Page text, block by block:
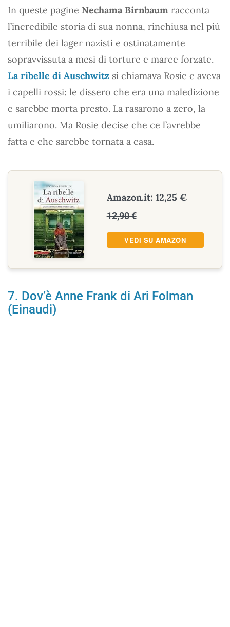
In queste pagine Nechama Birnbaum racconta
l’incredibile storia di sua nonna, rinchiusa nel più
terribile dei lager nazisti e ostinatamente
sopravvissuta a mesi di torture e marce forzate.
La ribelle di Auschwitz si chiamava Rosie e aveva
i capelli rossi: le dissero che era una maledizione
e sarebbe morta presto. La rasarono a zero, la
umiliarono. Ma Rosie decise che ce l’avrebbe
fatta e che sarebbe tornata a casa.
Amazon.it: 12,25 €
12,90 €
VEDI SU AMAZON
7. Dov’è Anne Frank di Ari Folman
(Einaudi)